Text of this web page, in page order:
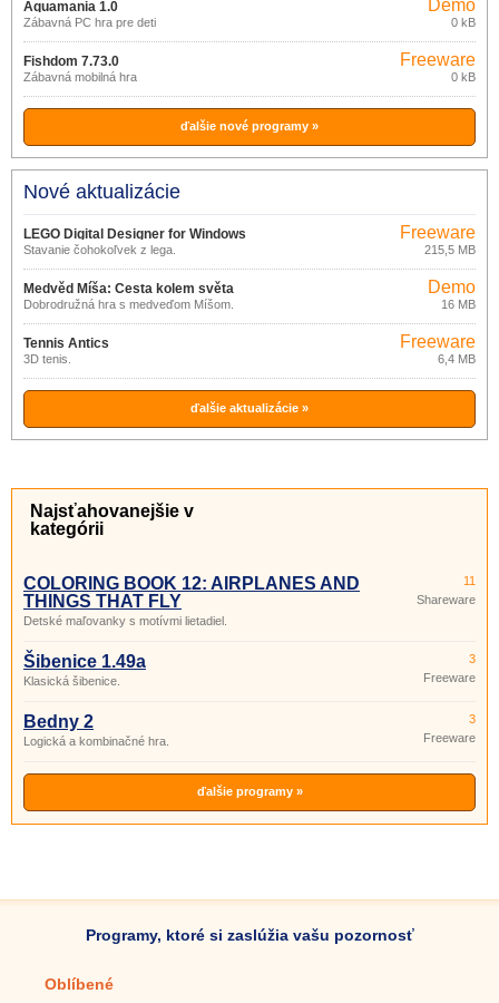
Aquamania 1.0
Zábavná PC hra pre deti
Demo
0 kB
Fishdom 7.73.0
Zábavná mobilná hra
Freeware
0 kB
ďalšie nové programy »
Nové aktualizácie
LEGO Digital Designer for Windows
4.3.8.0
Stavanie čohokoľvek z lega.
Freeware
215,5 MB
Medvěd Míša: Cesta kolem světa
Dobrodružná hra s medveďom Míšom.
Demo
16 MB
Tennis Antics
3D tenis.
Freeware
6,4 MB
ďalšie aktualizácie »
Najsťahovanejšie v
kategórii
COLORING BOOK 12: AIRPLANES AND
THINGS THAT FLY
Detské maľovanky s motívmi lietadiel.
11
Shareware
Šibenice 1.49a
Klasická šibenice.
3
Freeware
Bedny 2
Logická a kombinačné hra.
3
Freeware
ďalšie programy »
Programy, ktoré si zaslúžia vašu pozornosť
Oblíbené